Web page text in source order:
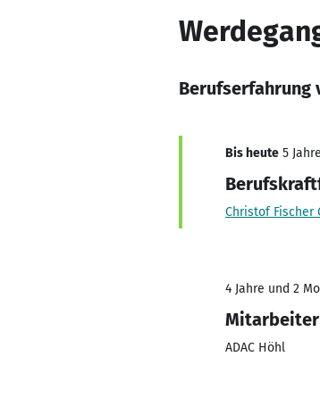
Berufserfahrung
Bis heute 5
Christof Fischer
4 Jahre und 2
Mitarbeiter
ADAC Höhl